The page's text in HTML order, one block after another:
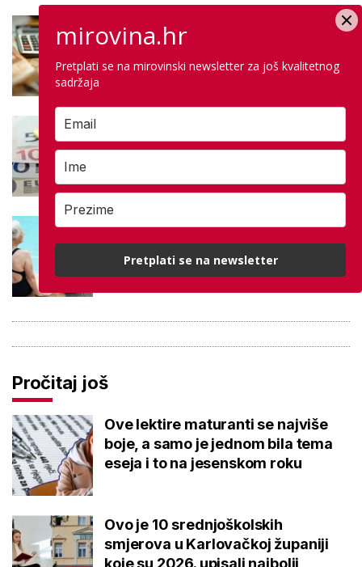
Što je MIREX i kako se računa?
Važna brojka za kategoriju štednje
u drugom stupu
stupu: Srpanjski prinosi većine
Kupanje u ovom gradu i sutra
besplatno: Građani se mogu
ohladiti tijekom toplinskog vala
Pročitaj još
Ove lektire maturanti se najviše
boje, a samo je jednom bila tema
eseja i to na jesenskom roku
Ovo je 10 srednjoškolskih
smjerova u Karlovačkoj županiji
koje su 2026. upisali najbolji
mirovina.hr
Pretplati se na mirovinski newsletter za još kvalitetnog
sadržaja
Pretplati se na newsletter